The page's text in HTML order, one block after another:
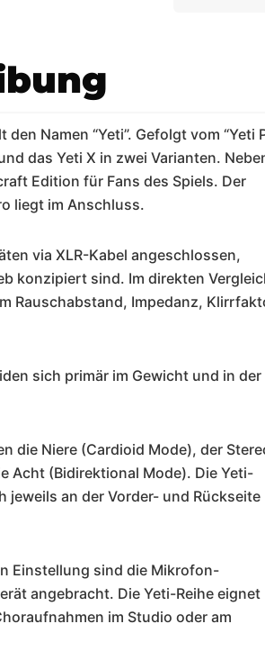
Namen “Yeti”. Gefolgt vom “Yeti
das Yeti X in zwei Varianten.
Edition für Fans des Spiels. Der
liegt im Anschluss.
via XLR-Kabel angeschlossen,
konzipiert sind. Im direkten
Rauschabstand, Impedanz,
sich primär im Gewicht und in der
die Niere (Cardioid Mode), der
Acht (Bidirektional Mode). Die Yeti-
jeweils an der Vorder- und Rückseite
Einstellung sind die Mikrofon-
angebracht. Die Yeti-Reihe eignet
im Studio oder am